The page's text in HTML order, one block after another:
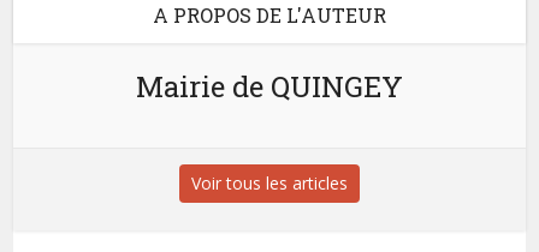
A PROPOS DE L'AUTEUR
Mairie de QUINGEY
Voir tous les articles